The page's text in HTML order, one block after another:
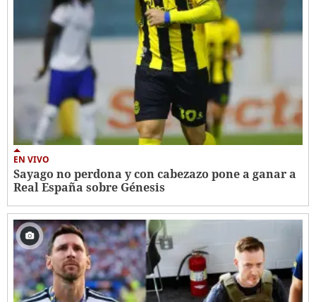
EN VIVO
Sayago no perdona y con cabezazo pone a ganar a
Real España sobre Génesis